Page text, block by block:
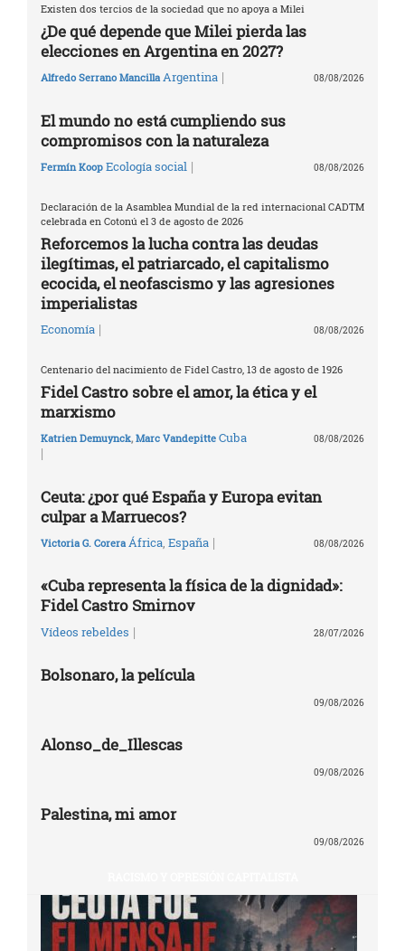
Existen dos tercios de la sociedad que no apoya a Milei
¿De qué depende que Milei pierda las
elecciones en Argentina en 2027?
Alfredo Serrano Mancilla Argentina | 08/08/2026
El mundo no está cumpliendo sus
compromisos con la naturaleza
Fermín Koop Ecología social | 08/08/2026
Declaración de la Asamblea Mundial de la red internacional CADTM
celebrada en Cotonú el 3 de agosto de 2026
Reforcemos la lucha contra las deudas
ilegítimas, el patriarcado, el capitalismo
ecocida, el neofascismo y las agresiones
imperialistas
Economía | 08/08/2026
Centenario del nacimiento de Fidel Castro, 13 de agosto de 1926
Fidel Castro sobre el amor, la ética y el
marxismo
Katrien Demuynck, Marc Vandepitte Cuba
|
08/08/2026
Ceuta: ¿por qué España y Europa evitan
culpar a Marruecos?
Victoria G. Corera África España | 08/08/2026
«Cuba representa la física de la dignidad»:
Fidel Castro Smirnov
Vídeos rebeldes | 28/07/2026
Bolsonaro, la película
09/08/2026
Alonso_de_Illescas
09/08/2026
Palestina, mi amor
09/08/2026